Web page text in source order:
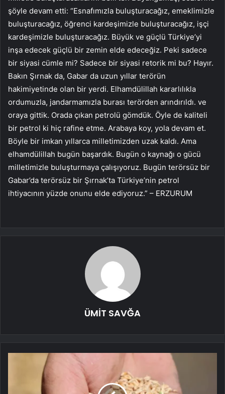
şöyle devam etti: “Esnafımızla buluşturacağız, emeklimizle
buluşturacağız, öğrenci kardeşimizle buluşturacağız, işçi
kardeşimizle buluşturacağız. Büyük ve güçlü Türkiye’yi
inşa edecek güçlü bir zemin elde edeceğiz. Peki sadece
bir siyasi cümle mi? Sadece bir siyasi retorik mi bu? Hayır.
Bakın Şırnak da, Gabar da uzun yıllar terörün
hakimiyetinde olan bir yerdi. Elhamdülillah kararlılıkla
ordumuzla, jandarmamızla burası terörden arındırıldı. ve
oraya gittik. Orada çıkan petrolü gömdük. Öyle de kaliteli
bir petrol ki hiç rafine etme. Arabaya koy, yola devam et.
Böyle bir imkan yıllarca milletimizden uzak kaldı. Ama
elhamdülillah bugün başardık. Bugün o kaynağı o gücü
milletimizle buluşturmaya çalışıyoruz. Bugün terörsüz bir
Gabar’da terörsüz bir Şırnak’ta Türkiye’nin petrol
ihtiyacının yüzde onunu elde ediyoruz.” – ERZURUM
ÜMİT SAVĞA